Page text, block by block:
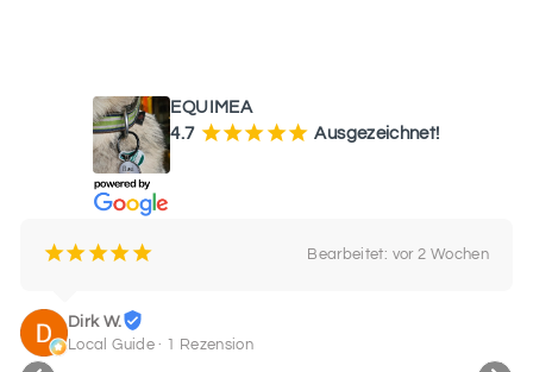
EQUIMEA
4.7 ¡¡¡¡¡ Ausgezeichnet!
¡¡¡¡¡ Bearbeitet: vor 2 Wochen
Dirk W.
Local Guide · 1 Rezension